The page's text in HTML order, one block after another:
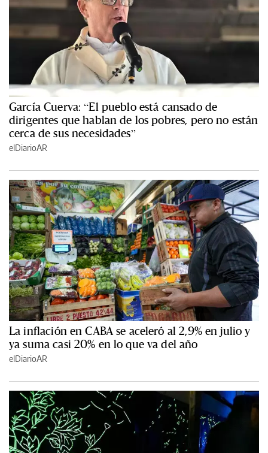
García Cuerva: “El pueblo está cansado de
dirigentes que hablan de los pobres, pero no están
cerca de sus necesidades”
elDiarioAR
La inflación en CABA se aceleró al 2,9% en julio y
ya suma casi 20% en lo que va del año
elDiarioAR